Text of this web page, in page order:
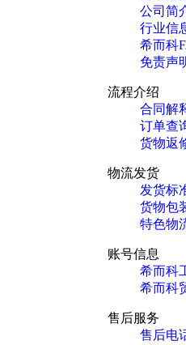
公司简
行业信
希而科
免责声
流程介绍
合同解
订单查
货物返
物流发货
发货标
货物包
特色物
账号信息
希而科
希而科
售后服务
售后电